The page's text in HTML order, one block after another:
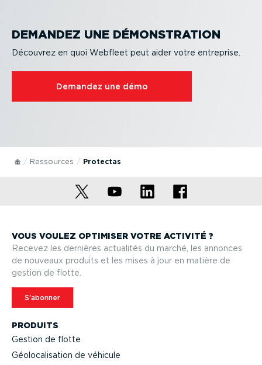
DEMANDEZ UNE DÉMONS­TRATION
Découvrez en quoi Webfleet peut aider votre entreprise.
Demandez une démo
Ressources Protectas
PRODUITS
Gestion de flotte
Géolo­ca­li­sation de véhicule
VOUS VOULEZ OPTIMISER VOTRE ACTIVITÉ ?
Recevez les dernières actualités du marché, les annonces
de nouveaux produits et les mises à jour en matière de
gestion de flotte.
S'abonner